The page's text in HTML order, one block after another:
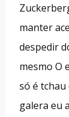
manter
despedir
mesmo O
só é
galera eu